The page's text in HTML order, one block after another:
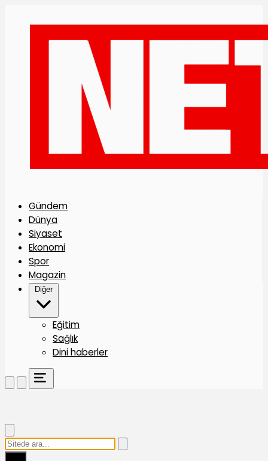
Gündem
Dünya
Siyaset
Ekonomi
Spor
Magazin
Diğer
Eğitim
Sağlık
Dini haberler